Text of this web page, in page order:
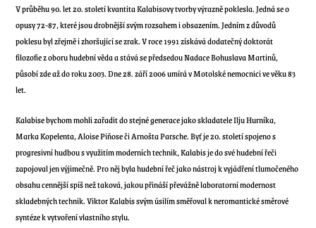
V průběhu 90. let 20. století kvantita Kalabisovy tvorby výrazně poklesla. Jedná se o
opusy 72-87, které jsou drobnější svým rozsahem i obsazením. Jedním z důvodů
poklesu byl zřejmě i zhoršující se zrak.V roce 1991 získává dodatečný doktorát
filozofie z oboru hudební věda a stává se předsedou Nadace Bohuslava Martinů,
působí zde až do roku 2003. Dne 28. září 2006 umírá v Motolské nemocnici ve věku 83
let.
Kalabise bychom mohli zařadit do stejné generace jako skladatele Ilju Hurníka,
Marka Kopelenta, Aloise Piňose či Arnošta Parsche. Byť je 20. století spojeno s
progresivní hudbou s využitím moderních technik, Kalabis je do své hudební řeči
zapojoval jen výjimečně. Pro něj byla hudební řeč jako nástroj k vyjádření tlumočeného
obsahu cennější spíš než taková, jakou přináší převážně laboratorní modernost
skladebných technik.Viktor Kalabis svým úsilím směřoval k neromantické směrové
syntéze k vytvoření vlastního stylu.